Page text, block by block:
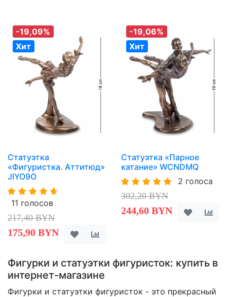
-19,09%
Хит
Статуэтка
«Фигуристка. Аттитюд»
JIYO9O
11 голосов
217,40 BYN
175,90 BYN
-19,06%
Хит
Статуэтка «Парное
катание» WCNDMQ
2 голоса
302,20 BYN
244,60 BYN
Фигурки и статуэтки фигуристок: купить в
интернет-магазине
Фигурки и статуэтки фигуристок - это прекрасный